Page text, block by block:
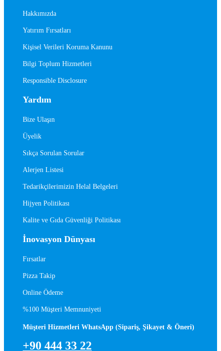
Hakkımızda
Yatırım Fırsatları
Kişisel Verileri Koruma Kanunu
Bilgi Toplum Hizmetleri
Responsible Disclosure
Yardım
Bize Ulaşın
Üyelik
Sıkça Sorulan Sorular
Alerjen Listesi
Tedarikçilerimizin Helal Belgeleri
Hijyen Politikası
Kalite ve Gıda Güvenliği Politikası
İnovasyon Dünyası
Fırsatlar
Pizza Takip
Online Ödeme
%100 Müşteri Memnuniyeti
Müşteri Hizmetleri WhatsApp (Sipariş, Şikayet & Öneri)
+90 444 33 22